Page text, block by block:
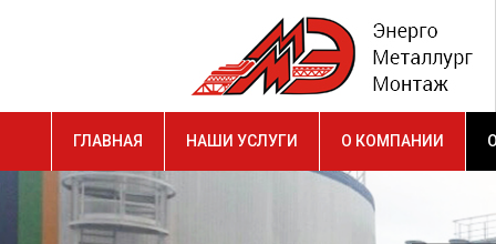
ГЛАВНАЯ НАШИ УСЛУГИ О КОМПАНИИ